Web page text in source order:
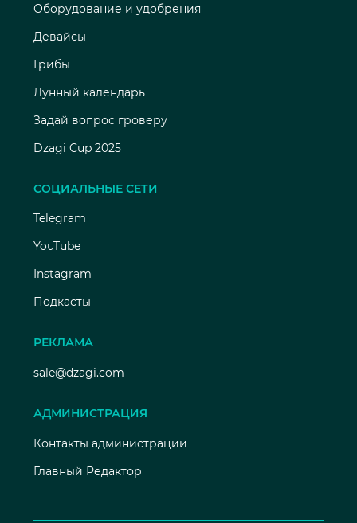
Оборудование и удобрения
Девайсы
Грибы
Лунный календарь
Задай вопрос гроверу
Dzagi Cup 2025
СОЦИАЛЬНЫЕ СЕТИ
Telegram
YouTube
Instagram
Подкасты
РЕКЛАМА
sale@dzagi.com
АДМИНИСТРАЦИЯ
Контакты администрации
Главный Редактор